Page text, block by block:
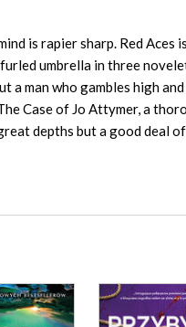
is rapier sharp. Red Aces
umbrella in three
a man who gambles high
Case of Jo Attymer, a
depths but a good deal